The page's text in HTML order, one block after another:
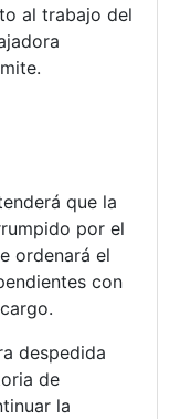
al trabajo del
que la
por el
ordenará el
con
despedida
de
la